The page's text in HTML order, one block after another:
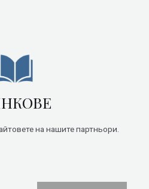
на нашите партньори.